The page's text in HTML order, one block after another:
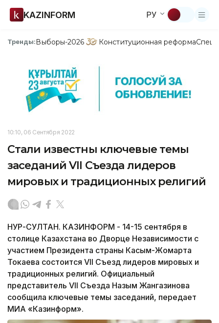
KAZINFORM РУ
Тренды:Выборы-2026 Конституционная реформа
10:10, 06 Сентября 2022
Стали известны ключевые темы
заседаний VII Съезда лидеров
мировых и традиционных религий
НУР-СУЛТАН. КАЗИНФОРМ - 14-15 сентября в
столице Казахстана во Дворце Независимости с
участием Президента страны Касым-Жомарта
Токаева состоится VII Съезд лидеров мировых и
традиционных религий. Официальный
представитель VII Съезда Назым Жангазинова
сообщила ключевые темы заседаний, передает
МИА «Казинформ».